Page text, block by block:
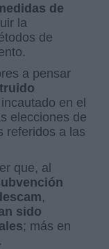
de
la
de
a pensar
en el
elecciones de
referidos a las
que, al
,
sido
; más en